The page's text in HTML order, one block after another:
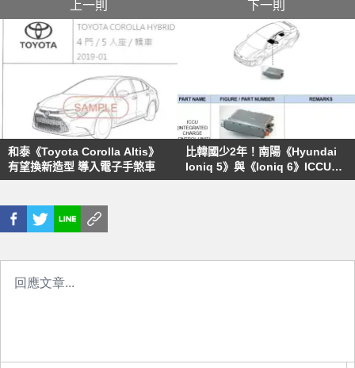
上一則
和泰《Toyota Corolla Altis》
有望換新造型 導入電子手煞車
下一則
比韓國少2年！南陽《Hyundai
Ioniq 5》與《Ioniq 6》ICCU保
固延長至8年